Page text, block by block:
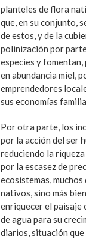
planteles de flora
que, en su conjunto,
de estos, y de la
polinización por
especies y
en abundancia miel,
emprendedores
sus economías
Por otra parte, los
por la acción del ser
reduciendo la
por la escasez de
ecosistemas,
nativos, sino más
enriquecer el paisaje
de agua para su
diarios, situación